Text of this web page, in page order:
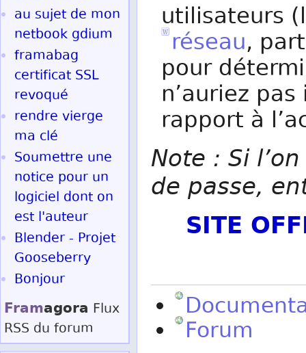
utilisateurs
réseau,
pour
n’auriez
rapport à
Note : Si
de passe,
SITE
Forum
au sujet de mon
netbook gdium
framabag
certificat SSL
revoqué
rendre vierge
ma clé
Soumettre une
notice pour un
logiciel dont on
est l'auteur
Blender - Projet
Gooseberry
Bonjour
Framagora Flux
RSS du forum